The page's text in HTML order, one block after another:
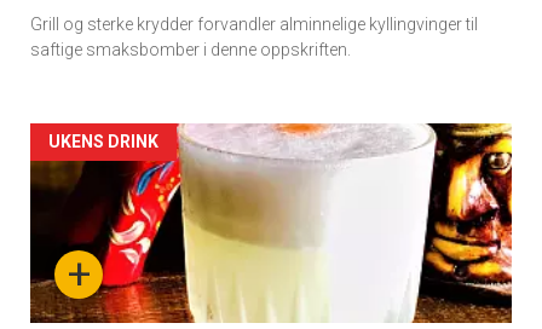
Grill og sterke krydder forvandler alminnelige kyllingvinger til
saftige smaksbomber i denne oppskriften.
Artikler
detail
section
+
UKENS DRINK